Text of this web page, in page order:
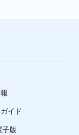
イド
子版